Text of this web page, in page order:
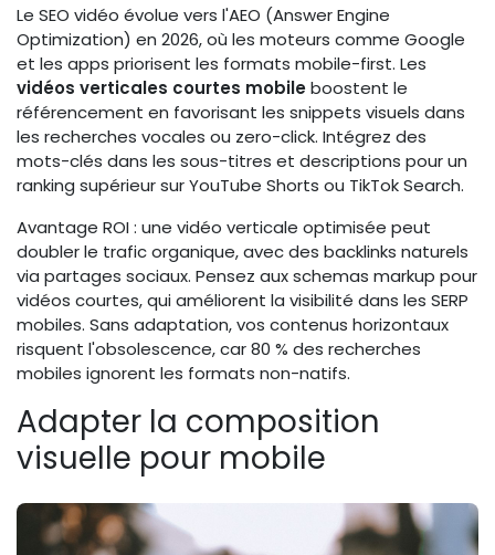
Le SEO vidéo évolue vers l'AEO (Answer Engine
Optimization) en 2026, où les moteurs comme Google
et les apps priorisent les formats mobile-first. Les
vidéos verticales courtes mobileboostent le
référencement en favorisant les snippets visuels dans
les recherches vocales ou zero-click. Intégrez des
mots-clés dans les sous-titres et descriptions pour un
ranking supérieur sur YouTube Shorts ou TikTok Search.
Avantage ROI : une vidéo verticale optimisée peut
doubler le trafic organique, avec des backlinks naturels
via partages sociaux. Pensez aux schemas markup pour
vidéos courtes, qui améliorent la visibilité dans les SERP
mobiles. Sans adaptation, vos contenus horizontaux
risquent l'obsolescence, car 80 % des recherches
mobiles ignorent les formats non-natifs.
Adapter la composition
visuelle pour mobile